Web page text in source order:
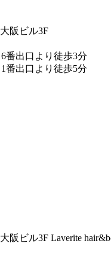
阪ビル3F
番出口より徒歩3分
番出口より徒歩5分
阪ビル3F Laverite